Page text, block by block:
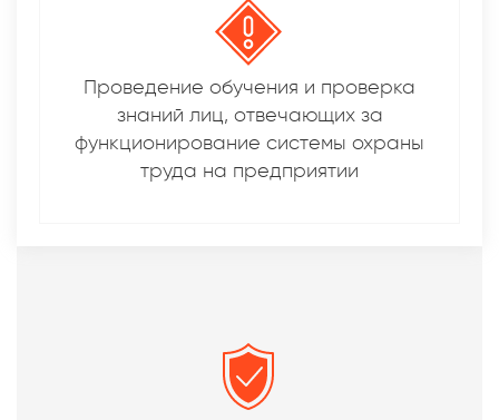
Проведение обучения и проверка
знаний лиц, отвечающих за
функционирование системы охраны
труда на предприятии